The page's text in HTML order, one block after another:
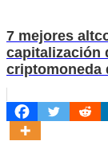
7 mejores
capitalización
criptomoneda